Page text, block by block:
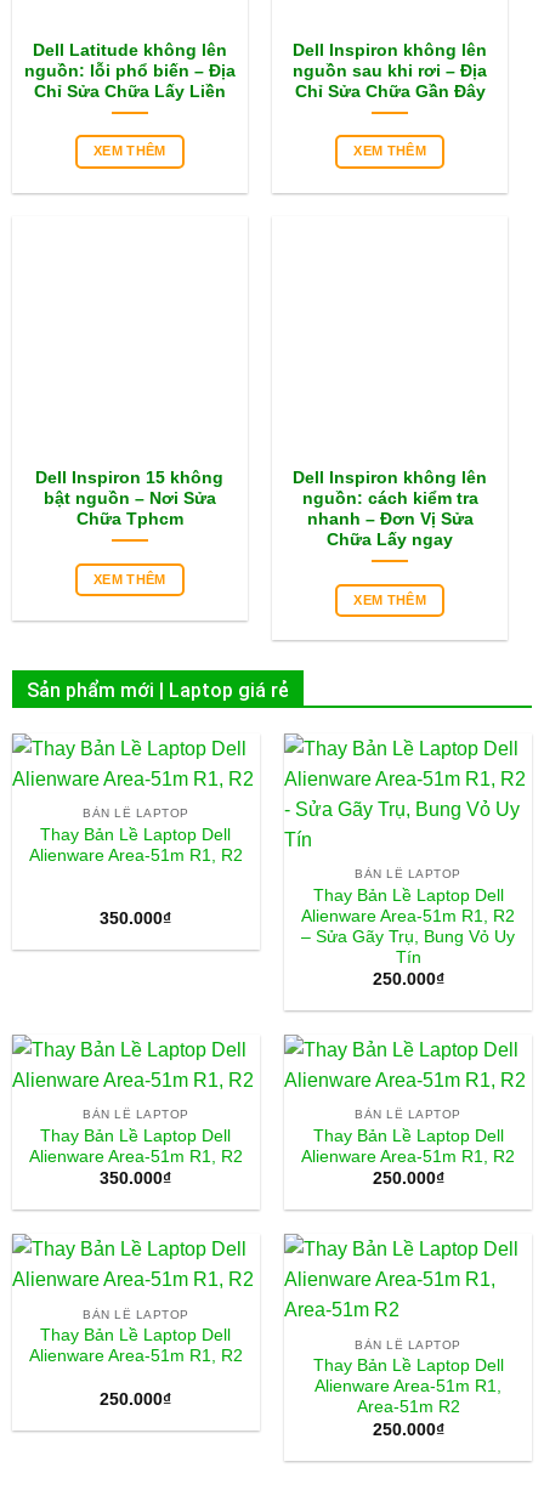
Dell Latitude không lên
nguồn: lỗi phổ biến – Địa
Chỉ Sửa Chữa Lấy Liền
XEM THÊM
Dell Inspiron không lên
nguồn sau khi rơi – Địa
Chỉ Sửa Chữa Gần Đây
XEM THÊM
Dell Inspiron 15 không
bật nguồn – Nơi Sửa
Chữa Tphcm
XEM THÊM
Dell Inspiron không lên
nguồn: cách kiểm tra
nhanh – Đơn Vị Sửa
Chữa Lấy ngay
XEM THÊM
Sản phẩm mới | Laptop giá rẻ
BẢN LỀ LAPTOP
Thay Bản Lề Laptop Dell
Alienware Area-51m R1, R2
350.000₫
BẢN LỀ LAPTOP
Thay Bản Lề Laptop Dell
Alienware Area-51m R1, R2
– Sửa Gãy Trụ, Bung Vỏ Uy
Tín
250.000₫
BẢN LỀ LAPTOP
Thay Bản Lề Laptop Dell
Alienware Area-51m R1, R2
350.000₫
BẢN LỀ LAPTOP
Thay Bản Lề Laptop Dell
Alienware Area-51m R1, R2
250.000₫
BẢN LỀ LAPTOP
Thay Bản Lề Laptop Dell
Alienware Area-51m R1, R2
250.000₫
BẢN LỀ LAPTOP
Thay Bản Lề Laptop Dell
Alienware Area-51m R1,
Area-51m R2
250.000₫